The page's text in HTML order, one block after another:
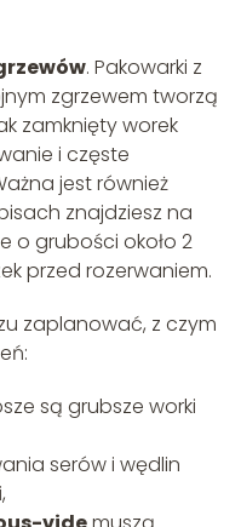
. Pakowarki z
zgrzewem tworzą
zamknięty worek
i częste
jest również
znajdziesz na
o grubości około 2
przed rozerwaniem.
zaplanować, z czym
są grubsze worki
serów i wędlin